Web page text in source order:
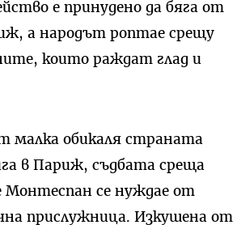
е принудено да бяга от
а народът роптае срещу
които раждат глад и
малка обикаля страната
в Париж, съдбата среща
се нуждае от
прислужница. Изкушена от